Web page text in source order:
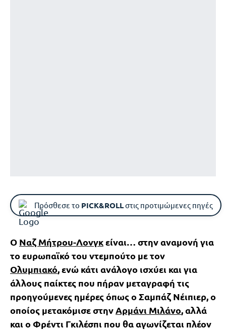
Πρόσθεσε το PICK&ROLLστις προτιμώμενες πηγές
Ο Ναζ Μήτρου-Λονγκείναι… στην αναμονή για
το ευρωπαϊκό του ντεμπούτο με τον
Ολυμπιακό, ενώ κάτι ανάλογο ισχύει και για
άλλους παίκτες που πήραν μεταγραφή τις
προηγούμενες ημέρες όπως ο Σαμπάζ Νέιπιερ, ο
οποίος μετακόμισε στην Αρμάνι Μιλάνο, αλλά
και ο Φρέντι Γκιλέσπι που θα αγωνίζεται πλέον